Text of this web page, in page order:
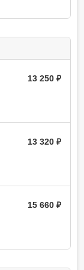
13 250
13 320
15 660